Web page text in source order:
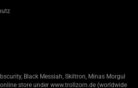
Black Messiah, Skiltron, Minas Morgul
store under www.trollzorn.de (worldwide